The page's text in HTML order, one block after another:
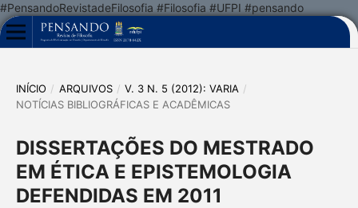
#PensandoRevistadeFilosofia #Filosofia #UFPI #pensando
INÍCIO / ARQUIVOS / V. 3 N. 5 (2012): VARIA /
NOTÍCIAS BIBLIOGRÁFICAS E ACADÊMICAS
DISSERTAÇÕES DO MESTRADO
EM ÉTICA E EPISTEMOLOGIA
DEFENDIDAS EM 2011